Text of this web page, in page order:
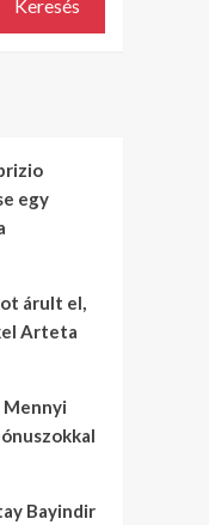
Keresés
egy
árult el,
Arteta
Mennyi
Bayindir